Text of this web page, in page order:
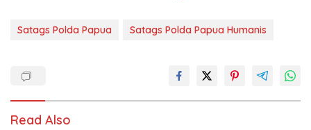
Satags Polda Papua Satags Polda Papua Humanis
Read Also